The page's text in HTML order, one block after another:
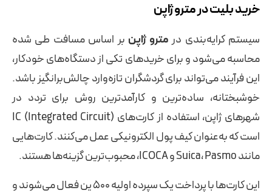
خرید بلیت در مترو ژاپن
سیستم کرایه‌بندی درمترو ژاپن بر اساس مسافت طی شده
محاسبه می‌شود و برای خریدهای تکی از دستگاه‌های خودکار،
این فرآیند می‌تواند برای گردشگران تازه‌وارد چالش‌برانگیز باشد.
خوشبختانه، ساده‌ترین و کارآمدترین روش برای تردد در
شهرهای ژاپن، استفاده از کارت‌های IC (Integrated Circuit)
است که به‌عنوان کیف پول الکترونیکی عمل می‌کنند. کارت‌هایی
مانند Suica، Pasmo و ICOCA، محبوب‌ترین گزینه‌ها هستند.
این کارت‌ها با پرداخت یک سپرده اولیه ۵۰۰ ین فعال می‌شوند و